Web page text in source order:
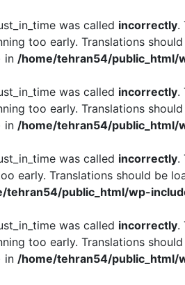
was called incorrectly.
too early. Translations
in /home/tehran54/
was called incorrectly.
too early. Translations
in /home/tehran54/
was called incorrectly.
early. Translations should be
tehran54/public_html/wp-
was called incorrectly.
too early. Translations
in /home/tehran54/